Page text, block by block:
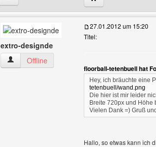
extro-designde
extro-designde Benutzer-Profile anzeigen
Offline
27.01.2012 um 15:20
Titel:
floorball-tetenbuell hat
Hey, ich bräuchte eine
tetenbuell/wand.png
Die hier ist mir leider
Breite 720px und Höhe
Vielen Dank =) Gruß
Hallo, so etwas kann ich